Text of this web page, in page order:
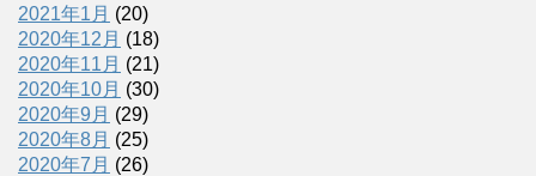
2021年1月 (20)
2020年12月 (18)
2020年11月 (21)
2020年10月 (30)
2020年9月 (29)
2020年8月 (25)
2020年7月 (26)